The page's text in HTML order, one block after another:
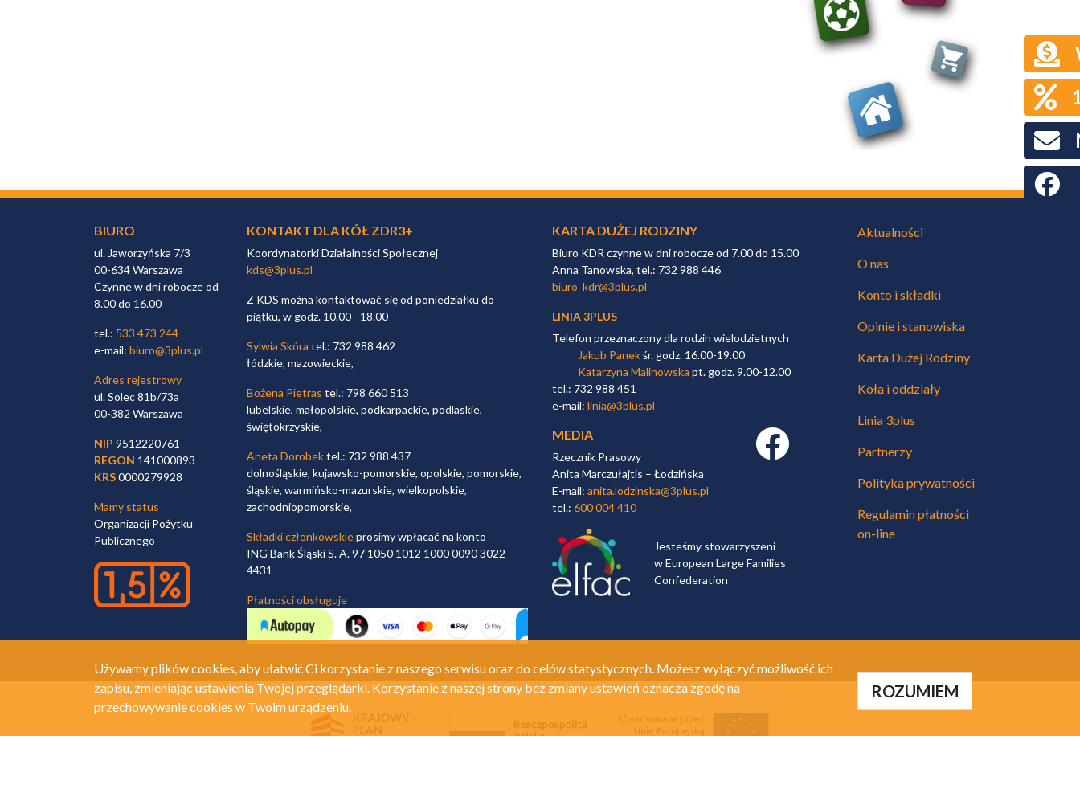
BIURO
ul. Jaworzyńska 7/3
00-634 Warszawa
Czynne w dni robocze od
8.00 do 16.00
tel.: 533 473 244
e-mail: biuro@3plus.pl
Adres rejestrowy
ul. Solec 81b/73a
00-382 Warszawa
NIP 9512220761
REGON 141000893
KRS0000279928
Mamy status
Organizacji Pożytku
Publicznego
KONTAKT DLA KÓŁ ZDR3+
Koordynatorki Działalności Społecznej
kds@3plus.pl
Z KDS można kontaktować się od poniedziałku do
piątku, w godz. 10.00 - 18.00
Sylwia Skóra tel.: 732 988 462
łódzkie, mazowieckie,
Bożena Pietras tel.: 798 660 513
lubelskie, małopolskie, podkarpackie, podlaskie,
świętokrzyskie,
Aneta Dorobektel.: 732 988 437
dolnośląskie, kujawsko-pomorskie, opolskie, pomorskie,
śląskie, warmińsko-mazurskie, wielkopolskie,
zachodniopomorskie,
Składki członkowskieprosimy wpłacać na konto
ING Bank Śląski S. A. 97 1050 1012 1000 0090 3022
4431
Płatności obsługuje
KARTA DUŻEJ RODZINY
Biuro KDR czynne w dni robocze od 7.00 do 15.00
Anna Tanowska, tel.: 732 988 446
biuro_kdr@3plus.pl
LINIA 3PLUS
Telefon przeznaczony dla rodzin wielodzietnych
Jakub Panekśr. godz. 16.00-19.00
Katarzyna Malinowska pt. godz. 9.00-12.00
tel.: 732 988 451
e-mail: linia@3plus.pl
MEDIA
Rzecznik Prasowy
Anita Marczułajtis – Łodzińska
E-mail: anita.lodzinska@3plus.pl
tel.: 600 004 410
Facebook link
Jesteśmy stowarzyszeni
w European Large Families
Confederation
Aktualności
O nas
Konto i składki
Opinie i stanowiska
Karta Dużej Rodziny
Koła i oddziały
Linia 3plus
Partnerzy
Polityka prywatności
Regulamin płatności
on-line
Używamy plików cookies, aby ułatwić Ci korzystanie z naszego serwisu oraz do celów statystycznych. Możesz wyłączyć możliwość ich
zapisu, zmieniając ustawienia Twojej przeglądarki. Korzystanie z naszej strony bez zmiany ustawień oznacza zgodę na
przechowywanie cookies w Twoim urządzeniu.
ROZUMIEM